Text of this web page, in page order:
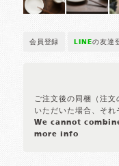
会員登録 LINEの友達
ご注文後の同梱（注文
いただいた場合、それ
We cannot
more info